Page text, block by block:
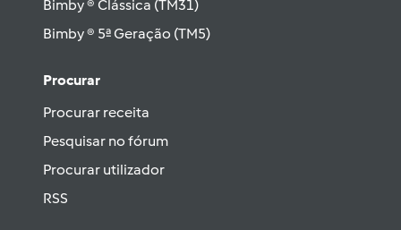
Bimby ® Clássica (TM31)
Bimby ® 5ª Geração (TM5)
Procurar
Procurar receita
Pesquisar no fórum
Procurar utilizador
RSS